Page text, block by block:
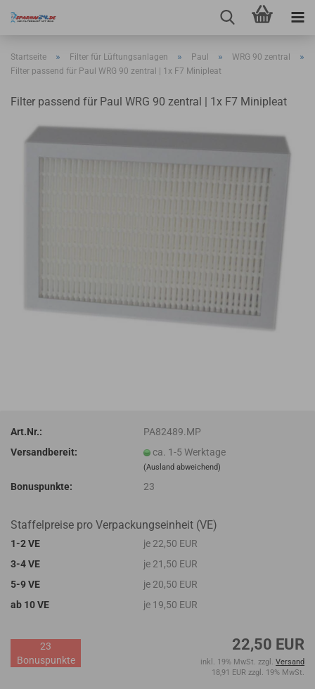
Startseite » Filter für Lüftungsanlagen » Paul » WRG 90 zentral »
Filter passend für Paul WRG 90 zentral | 1x F7 Minipleat
Filter passend für Paul WRG 90 zentral | 1x F7 Minipleat
Art.Nr.:
PA82489.MP
Versandbereit:
ca. 1-5 Werktage
(Ausland abweichend)
Bonuspunkte: 23
Staffelpreise pro Verpackungseinheit (VE)
1-2 VE
je 22,50 EUR
3-4 VE
je 21,50 EUR
5-9 VE
je 20,50 EUR
ab 10 VE
je 19,50 EUR
22,50 EUR
inkl. 19% MwSt. zzgl. Versand
18,91 EUR zzgl. 19% MwSt.
23
Bonuspunkte